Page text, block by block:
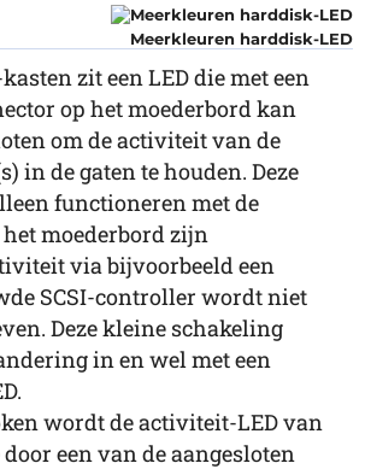
Meerkleuren harddisk-LED
zit een LED die met een
op het moederbord kan
om de activiteit van de
in de gaten te houden. Deze
functioneren met de
moederbord zijn
via bijvoorbeeld een
SCSI-controller wordt niet
Deze kleine schakeling
in en wel met een
wordt de activiteit-LED van
een van de aangesloten